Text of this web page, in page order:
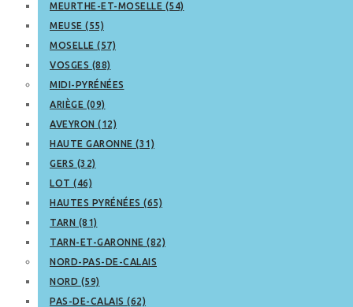
MEURTHE-ET-MOSELLE (54)
MEUSE (55)
MOSELLE (57)
VOSGES (88)
MIDI-PYRÉNÉES
ARIÈGE (09)
AVEYRON (12)
HAUTE GARONNE (31)
GERS (32)
LOT (46)
HAUTES PYRÉNÉES (65)
TARN (81)
TARN-ET-GARONNE (82)
NORD-PAS-DE-CALAIS
NORD (59)
PAS-DE-CALAIS (62)